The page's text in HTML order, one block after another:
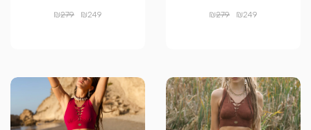
₪249
₪279
₪249
₪279